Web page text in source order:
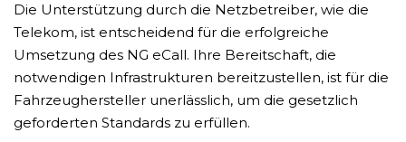
Die Unterstützung durch die Netzbetreiber, wie die
Telekom, ist entscheidend für die erfolgreiche
Umsetzung des NG eCall. Ihre Bereitschaft, die
notwendigen Infrastrukturen bereitzustellen, ist für die
Fahrzeughersteller unerlässlich, um die gesetzlich
geforderten Standards zu erfüllen.